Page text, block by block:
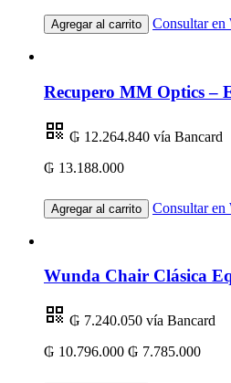
Agregar al carrito Consultar en
Recupero MM Optics –
₲ 12.264.840 vía Bancard
₲ 13.188.000
Agregar al carrito Consultar en
Wunda Chair Clásica
₲ 7.240.050 vía Bancard
₲ 10.796.000 ₲ 7.785.000